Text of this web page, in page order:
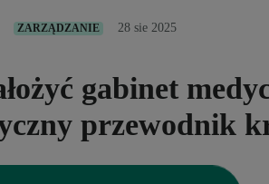
ZARZĄDZANIE 28 sie 2025
gabinet
przewodnik